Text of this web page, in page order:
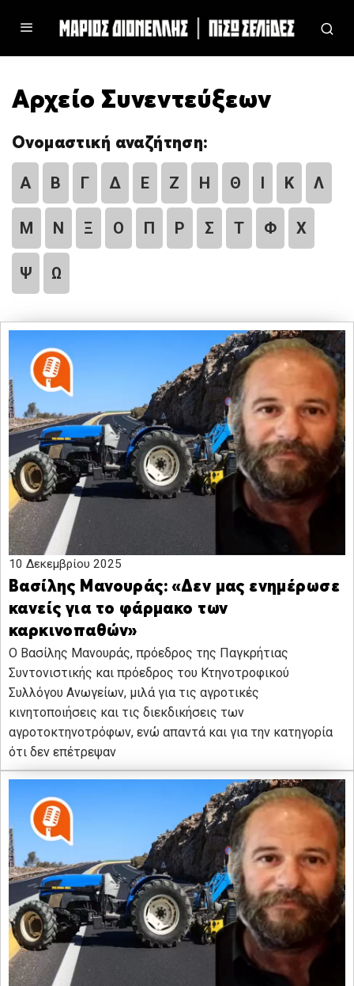
Αρχείο Συνεντεύξεων
Ονομαστική αναζήτηση:
Α Β Γ Δ Ε Ζ Η Θ Ι Κ Λ
Μ Ν Ξ Ο Π Ρ Σ Τ Φ Χ
Ψ Ω
10 Δεκεμβρίου 2025
Βασίλης Μανουράς: «Δεν μας ενημέρωσε
κανείς για το φάρμακο των
καρκινοπαθών»
Ο Βασίλης Μανουράς, πρόεδρος της Παγκρήτιας
Συντονιστικής και πρόεδρος του Κτηνοτροφικού
Συλλόγου Ανωγείων, μιλά για τις αγροτικές
κινητοποιήσεις και τις διεκδικήσεις των
αγροτοκτηνοτρόφων, ενώ απαντά και για την κατηγορία
ότι δεν επέτρεψαν